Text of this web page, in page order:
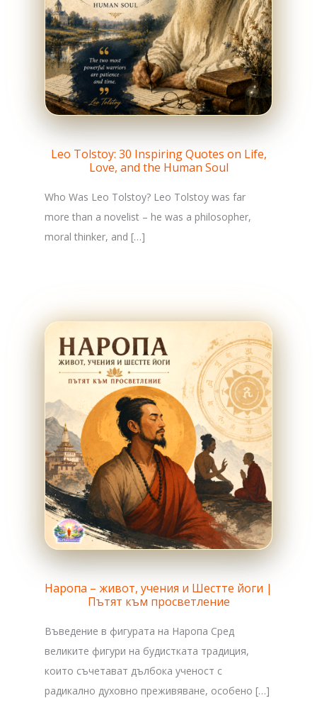
Leo Tolstoy: 30 Inspiring Quotes on Life,
Love, and the Human Soul
Who Was Leo Tolstoy? Leo Tolstoy was far
more than a novelist – he was a philosopher,
moral thinker, and […]
Наропа – живот, учения и Шестте йоги |
Пътят към просветление
Въведение в фигурата на Наропa Сред
великите фигури на будистката традиция,
които съчетават дълбока ученост с
радикално духовно преживяване, особено […]